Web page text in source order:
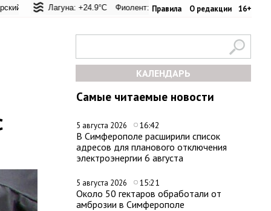
Правила О редакции 16+
Лагуна: +24.9°C Фиолент: +25.6°C Казачья бухта: +25.4°C
+20.8°C Евпатория: +22.1°C Керчь: +28°C Никитский сад: +26°C
КАЛЕНДАРЬ
Самые читаемые новости
5 августа 2026 16:42
В Симферополе расширили список
адресов для планового отключения
электроэнергии 6 августа
5 августа 2026 15:21
Около 50 гектаров обработали от
амброзии в Симферополе